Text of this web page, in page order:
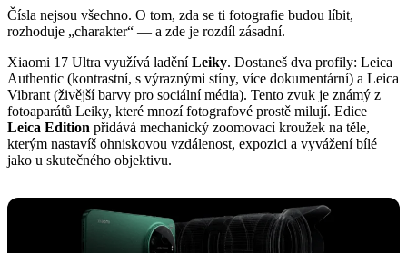
Čísla nejsou všechno. O tom, zda se ti fotografie budou líbit,
rozhoduje „charakter“ — a zde je rozdíl zásadní.
Xiaomi 17 Ultra využívá laděníLeiky. Dostaneš dva profily: Leica
Authentic (kontrastní, s výraznými stíny, více dokumentární) a Leica
Vibrant (živější barvy pro sociální média). Tento zvuk je známý z
fotoaparátů Leiky, které mnozí fotografové prostě milují. Edice
Leica Edition přidává mechanický zoomovací kroužek na těle,
kterým nastavíš ohniskovou vzdálenost, expozici a vyvážení bílé
jako u skutečného objektivu.